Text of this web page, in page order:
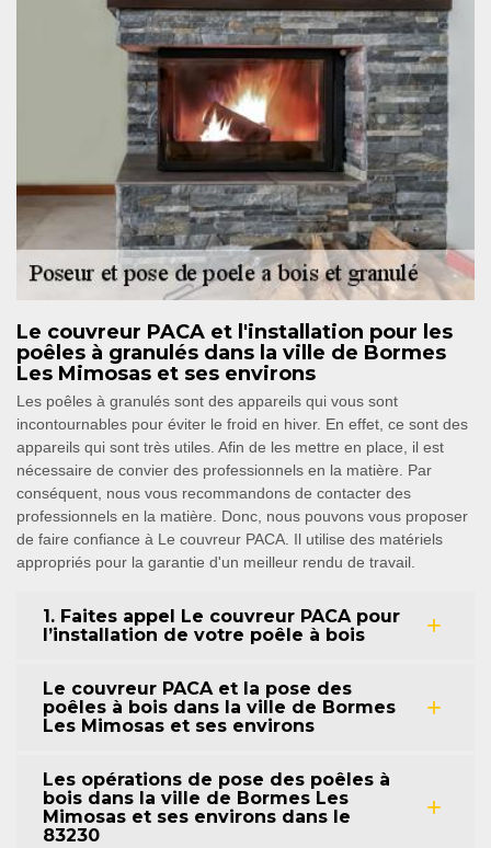
Le couvreur PACA et l'installation pour les
poêles à granulés dans la ville de Bormes
Les Mimosas et ses environs
Les poêles à granulés sont des appareils qui vous sont
incontournables pour éviter le froid en hiver. En effet, ce sont des
appareils qui sont très utiles. Afin de les mettre en place, il est
nécessaire de convier des professionnels en la matière. Par
conséquent, nous vous recommandons de contacter des
professionnels en la matière. Donc, nous pouvons vous proposer
de faire confiance à Le couvreur PACA. Il utilise des matériels
appropriés pour la garantie d'un meilleur rendu de travail.
1. Faites appel Le couvreur PACA pour
l’installation de votre poêle à bois
Le couvreur PACA et la pose des
poêles à bois dans la ville de Bormes
Les Mimosas et ses environs
Les opérations de pose des poêles à
bois dans la ville de Bormes Les
Mimosas et ses environs dans le
83230